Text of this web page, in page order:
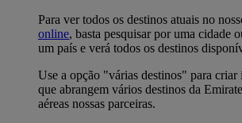
Para ver todos os destinos atuais no
online, basta pesquisar por uma cidade
um país e verá todos os destinos
Use a opção "várias destinos" para
que abrangem vários destinos da
aéreas nossas parceiras.